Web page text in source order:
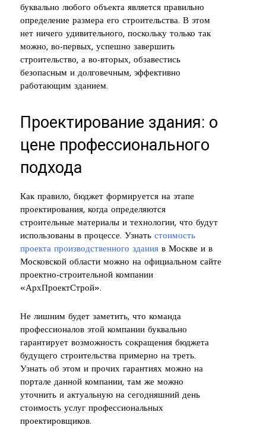
буквально любого объекта является правильно
определение размера его строительства. В этом
нет ничего удивительного, поскольку только так
можно, во-первых, успешно завершить
строительство, а во-вторых, обзавестись
безопасным и долговечным, эффективно
работающим зданием.
Проектирование здания: о
цене профессионального
подхода
Как правило, бюджет формируется на этапе
проектирования, когда определяются
строительные материалы и технологии, что будут
использованы в процессе. Узнать стоимость
проекта производственного здания в Москве и в
Московской области можно на официальном сайте
проектно-строительной компании
«АрхПроектСтрой».
Не лишним будет заметить, что команда
профессионалов этой компании буквально
гарантирует возможность сокращения бюджета
будущего строительства примерно на треть.
Узнать об этом и прочих гарантиях можно на
портале данной компании, там же можно
уточнить и актуальную на сегодняшний день
стоимость услуг профессиональных
проектировщиков.